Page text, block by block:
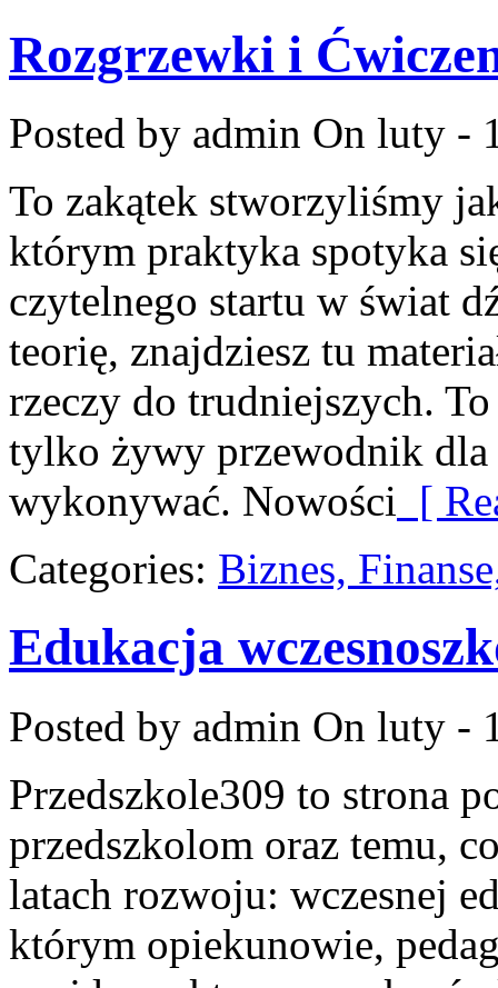
Rozgrzewki i
Posted by admin On luty -
To zakątek stworzyliśmy
którym praktyka spotyka
czytelnego startu w świat
teorię, znajdziesz tu
rzeczy do trudniejszych.
tylko żywy przewodnik dla
wykonywać. Nowości [
Categories: Biznes,
Edukacja
Posted by admin On luty -
Przedszkole309 to strona
przedszkolom oraz temu,
latach rozwoju: wczesnej
którym opiekunowie,